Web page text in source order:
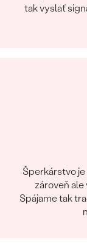
tak vyslať
Šperkárstvo
zároveň
Spájame tak